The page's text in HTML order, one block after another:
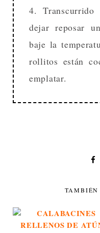
4. Transcurrido
dejar reposar
baje la
rollitos están
emplatar.
TAMBIÉN